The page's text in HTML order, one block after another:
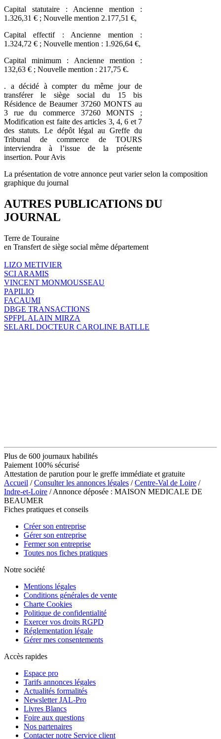
Capital statutaire : Ancienne mention :
1.326,31 € ; Nouvelle mention 2.177,51 €,
Capital effectif : Ancienne mention :
1.324,72 € ; Nouvelle mention : 1.926,64 €,
Capital minimum : Ancienne mention :
132,63 € ; Nouvelle mention : 217,75 €.
. a décidé à compter du même jour de
transférer le siège social du 15 bis
Résidence de Beaumer 37260 MONTS au
3 rue du commerce 37260 MONTS ;
Modification est faite des articles 3, 4, 6 et 7
des statuts. Le dépôt légal au Greffe du
Tribunal de commerce de TOURS
interviendra à l’issue de la présente
insertion. Pour Avis
La présentation de votre annonce peut varier selon la composition
graphique du journal
AUTRES PUBLICATIONS DU
JOURNAL
Terre de Touraine
en Transfert de siège social même département
LIZO METIVIER
SCI ARAMIS
VINCENT MONMOUSSEAU
PAPILIO
FACAUMI
DBGE TRANSACTIONS
SPFPL ALAIN MIRZA
SELARL DOCTEUR CAROLINE BATLLE
Plus de 600 journaux habilités
Paiement 100% sécurisé
Attestation de parution pour le greffe immédiate et gratuite
Accueil /Consulter les annonces légales /Centre-Val de Loire /
Indre-et-Loire / Annonce déposée : MAISON MEDICALE DE
BEAUMER
Fiches pratiques et conseils
Créer son entreprise
Gérer son entreprise
Fermer son entreprise
Toutes nos fiches pratiques
Notre société
Mentions légales
Conditions générales de vente
Charte Cookies
Politique de confidentialité
Exercer vos droits RGPD
Réglementation légale
Gérer mes consentements
Accès rapides
Espace pro
Tarifs annonces légales
Actualités formalités
Newsletter JAL-Pro
Livres Blancs
Foire aux questions
Nos partenaires
Contacter notre Service client